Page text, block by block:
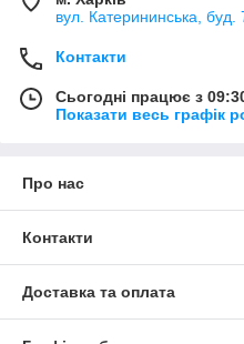
вул. Катерининська, буд.
Контакти
Сьогодні працює з
Показати весь графік
Про нас
Контакти
Доставка та оплата